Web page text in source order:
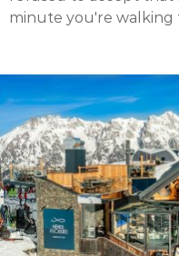
minute you're walking